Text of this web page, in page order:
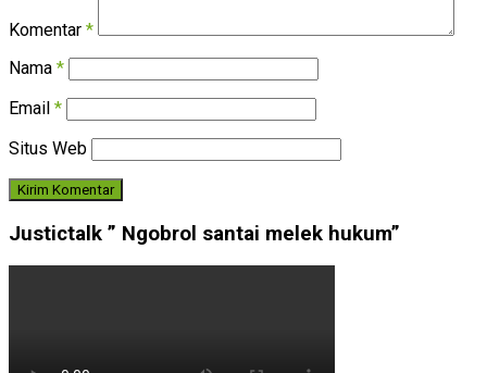
Komentar *
Nama *
Email *
Situs Web
Justictalk ” Ngobrol santai melek hukum”